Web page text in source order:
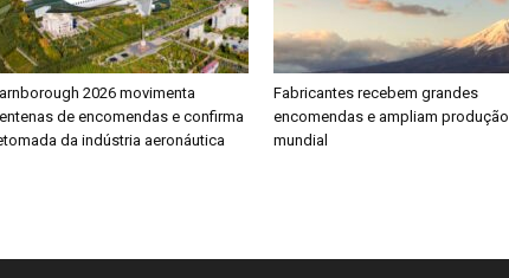
2026 movimenta
de encomendas e confirma
da indústria aeronáutica
Fabricantes recebem grandes
encomendas e ampliam produção
mundial